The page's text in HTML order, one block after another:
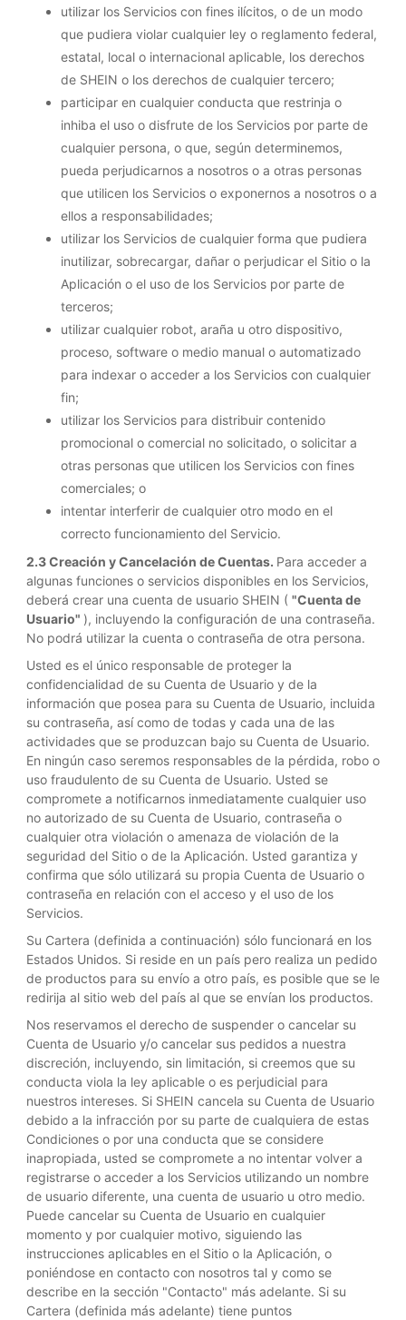
utilizar los Servicios con fines ilícitos, o de un modo
que pudiera violar cualquier ley o reglamento federal,
estatal, local o internacional aplicable, los derechos
de SHEIN o los derechos de cualquier tercero;
participar en cualquier conducta que restrinja o
inhiba el uso o disfrute de los Servicios por parte de
cualquier persona, o que, según determinemos,
pueda perjudicarnos a nosotros o a otras personas
que utilicen los Servicios o exponernos a nosotros o a
ellos a responsabilidades;
utilizar los Servicios de cualquier forma que pudiera
inutilizar, sobrecargar, dañar o perjudicar el Sitio o la
Aplicación o el uso de los Servicios por parte de
terceros;
utilizar cualquier robot, araña u otro dispositivo,
proceso, software o medio manual o automatizado
para indexar o acceder a los Servicios con cualquier
fin;
utilizar los Servicios para distribuir contenido
promocional o comercial no solicitado, o solicitar a
otras personas que utilicen los Servicios con fines
comerciales; o
intentar interferir de cualquier otro modo en el
correcto funcionamiento del Servicio.
2.3 Creación y Cancelación de Cuentas. Para acceder a
algunas funciones o servicios disponibles en los Servicios,
deberá crear una cuenta de usuario SHEIN ( "Cuenta de
Usuario" ), incluyendo la configuración de una contraseña.
No podrá utilizar la cuenta o contraseña de otra persona.
Usted es el único responsable de proteger la
confidencialidad de su Cuenta de Usuario y de la
información que posea para su Cuenta de Usuario, incluida
su contraseña, así como de todas y cada una de las
actividades que se produzcan bajo su Cuenta de Usuario.
En ningún caso seremos responsables de la pérdida, robo o
uso fraudulento de su Cuenta de Usuario. Usted se
compromete a notificarnos inmediatamente cualquier uso
no autorizado de su Cuenta de Usuario, contraseña o
cualquier otra violación o amenaza de violación de la
seguridad del Sitio o de la Aplicación. Usted garantiza y
confirma que sólo utilizará su propia Cuenta de Usuario o
contraseña en relación con el acceso y el uso de los
Servicios.
Su Cartera (definida a continuación) sólo funcionará en los
Estados Unidos. Si reside en un país pero realiza un pedido
de productos para su envío a otro país, es posible que se le
redirija al sitio web del país al que se envían los productos.
Nos reservamos el derecho de suspender o cancelar su
Cuenta de Usuario y/o cancelar sus pedidos a nuestra
discreción, incluyendo, sin limitación, si creemos que su
conducta viola la ley aplicable o es perjudicial para
nuestros intereses. Si SHEIN cancela su Cuenta de Usuario
debido a la infracción por su parte de cualquiera de estas
Condiciones o por una conducta que se considere
inapropiada, usted se compromete a no intentar volver a
registrarse o acceder a los Servicios utilizando un nombre
de usuario diferente, una cuenta de usuario u otro medio.
Puede cancelar su Cuenta de Usuario en cualquier
momento y por cualquier motivo, siguiendo las
instrucciones aplicables en el Sitio o la Aplicación, o
poniéndose en contacto con nosotros tal y como se
describe en la sección "Contacto" más adelante. Si su
Cartera (definida más adelante) tiene puntos